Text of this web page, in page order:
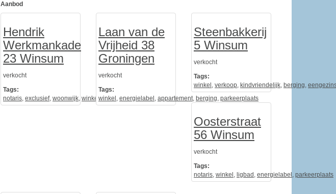
Aanbod
Hendrik
Werkmankade
23 Winsum
verkocht
Tags:
notaris, exclusief, woonwijk, winkel,ligbad
Laan van de
Vrijheid 38
Groningen
verkocht
Tags:
winkel , energielabel , appartement, berging, parkeerplaats
Steenbakkerij
5 Winsum
verkocht
Tags:
winkel , verkoop, kindvriendelijk, berging,
Oosterstraat
56 Winsum
verkocht
Tags:
notaris, winkel , ligbad , energielabel , parkeerplaats